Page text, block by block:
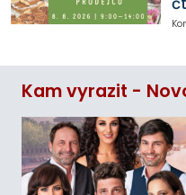
Kam vyrazit -